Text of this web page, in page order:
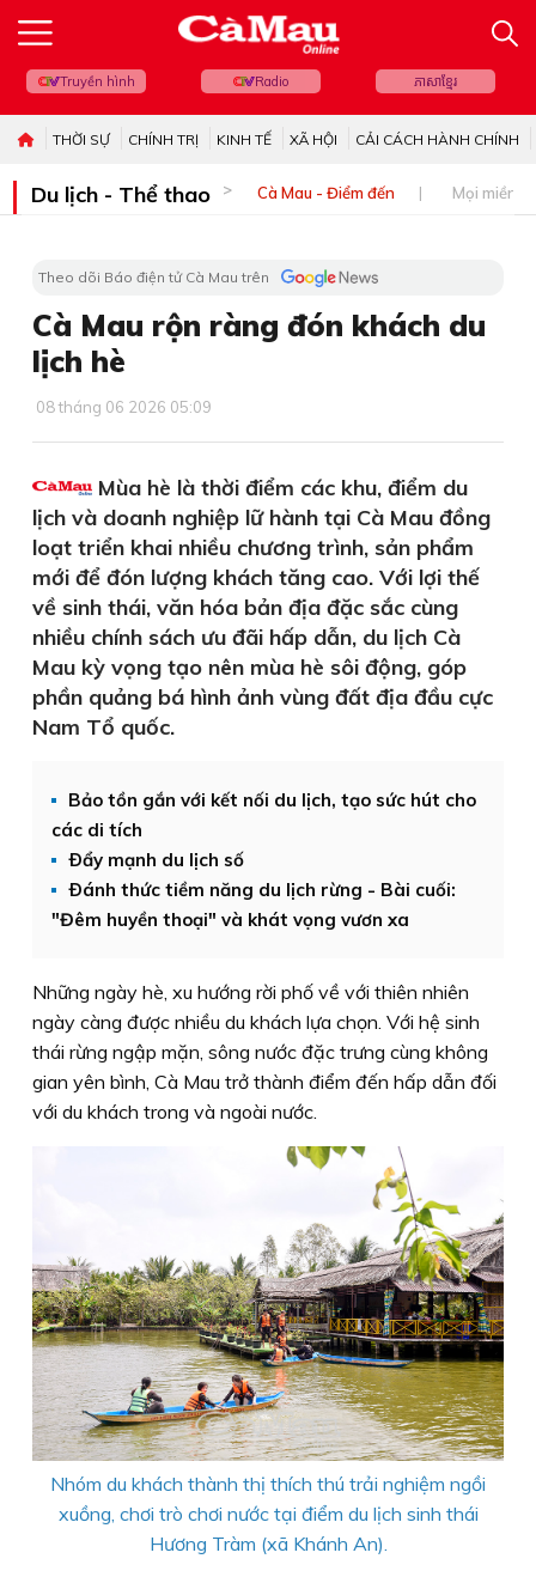
Truyền hình Radio ភាសាខ្មែរ
THỜI SỰ CHÍNH TRỊ KINH TẾ XÃ HỘI CẢI CÁCH HÀNH CHÍNH
Du lịch - Thể thao Cà Mau - Điểm đến Mọi miền
Theo dõi Báo điện tử Cà Mau trên
Cà Mau rộn ràng đón khách du
lịch hè
08 tháng 06 2026 05:09
Mùa hè là thời điểm các khu, điểm du
lịch và doanh nghiệp lữ hành tại Cà Mau đồng
loạt triển khai nhiều chương trình, sản phẩm
mới để đón lượng khách tăng cao. Với lợi thế
về sinh thái, văn hóa bản địa đặc sắc cùng
nhiều chính sách ưu đãi hấp dẫn, du lịch Cà
Mau kỳ vọng tạo nên mùa hè sôi động, góp
phần quảng bá hình ảnh vùng đất địa đầu cực
Nam Tổ quốc.
Bảo tồn gắn với kết nối du lịch, tạo sức hút cho
các di tích
Ðẩy mạnh du lịch số
Ðánh thức tiềm năng du lịch rừng - Bài cuối:
"Đêm huyền thoại" và khát vọng vươn xa
Những ngày hè, xu hướng rời phố về với thiên nhiên
ngày càng được nhiều du khách lựa chọn. Với hệ sinh
thái rừng ngập mặn, sông nước đặc trưng cùng không
gian yên bình, Cà Mau trở thành điểm đến hấp dẫn đối
với du khách trong và ngoài nước.
Nhóm du khách thành thị thích thú trải nghiệm ngồi
xuồng, chơi trò chơi nước tại điểm du lịch sinh thái
Hương Tràm (xã Khánh An).